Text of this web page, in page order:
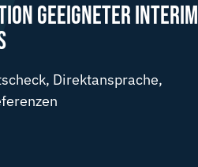
GEEIGNETER INTERIM
Direktansprache,